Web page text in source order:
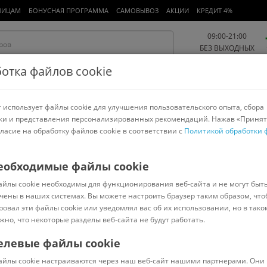
БОНУСНАЯ ПРОГРАММА САМОВЫВОЗ АКЦИИ КРЕДИТ 4%
09:00-21:00
БЕЗ ВЫХОДНЫХ
Работа и офис Авто и мото Детям и мамам Красота и
спорт
Сортировать:
файлов cookie
файлы cookie для улучшения пользовательского опыта, сбора
и представления персонализированных рекомендаций. Нажав
на обработку файлов cookie в соответствии с Политикой обработки
файлы cookie
cookie необходимы для функционирования веб-сайта и не могут
в наших системах. Вы можете настроить браузер таким образом,
эти файлы cookie или уведомлял вас об их использовании, но в
что некоторые разделы веб-сайта не будут работать.
файлы cookie
cookie настраиваются через наш веб-сайт нашими партнерами. Они